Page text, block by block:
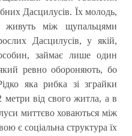
Дасцилусів. Їх молодь,
живуть між щупальцями
Дасцилусів, у якій,
займає лише один
ревно обороняють, бо
яка рибка зі зграйки
метри від свого житла, а в
миттєво ховаються між
є соціальна структура їх